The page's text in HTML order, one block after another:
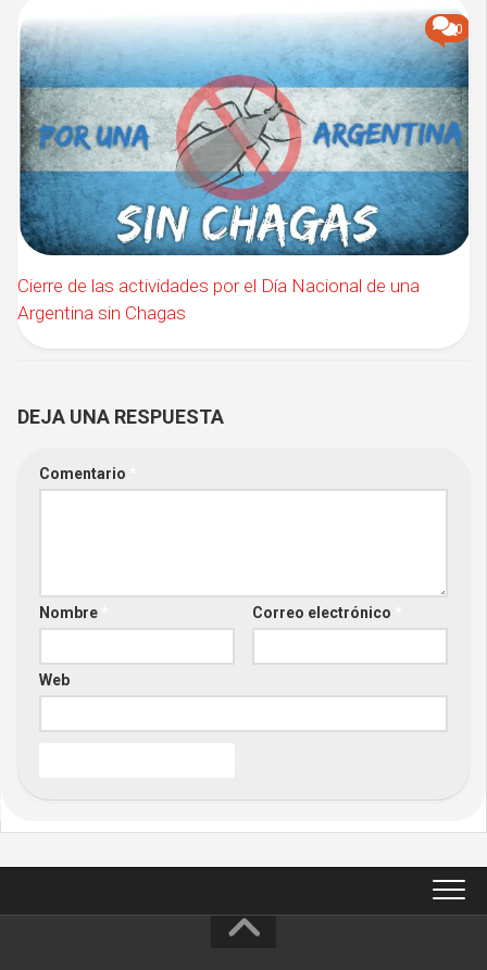
0
Cierre de las actividades por el Día Nacional de una
Argentina sin Chagas
DEJA UNA RESPUESTA
Comentario
Nombre Correo electrónico
Web